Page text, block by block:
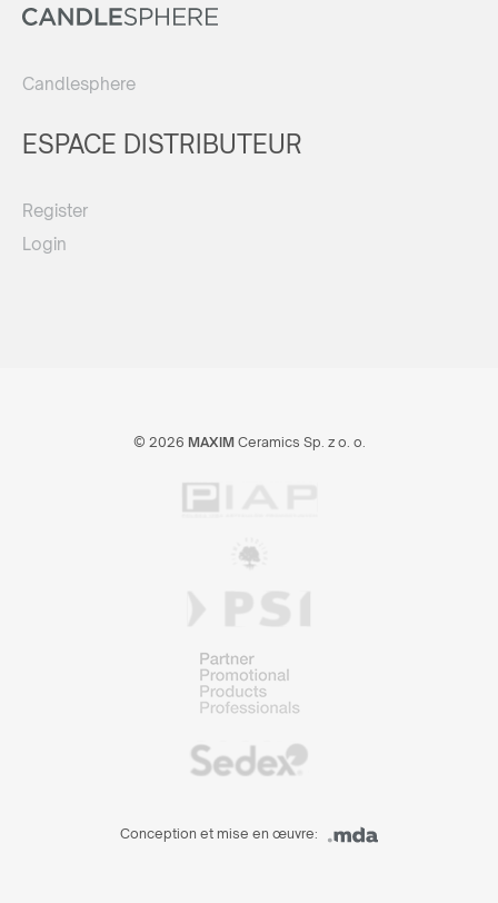
Candlesphere
ESPACE DISTRIBUTEUR
Register
Login
© 2026 MAXIMCeramics Sp. z o. o.
Conception et mise en œuvre: